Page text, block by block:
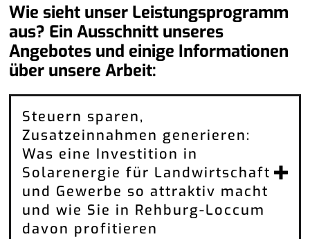
Wie sieht unser Leistungsprogramm
aus? Ein Ausschnitt unseres
Angebotes und einige Informationen
über unsere Arbeit:
Steuern sparen,
Zusatzeinnahmen generieren:
Was eine Investition in
Solarenergie für Landwirtschaft
und Gewerbe so attraktiv macht
und wie Sie in Rehburg-Loccum
davon profitieren